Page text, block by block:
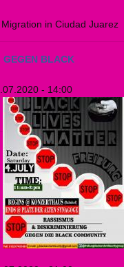
in Ciudad Juarez
GEGEN BLACK
- 14:00